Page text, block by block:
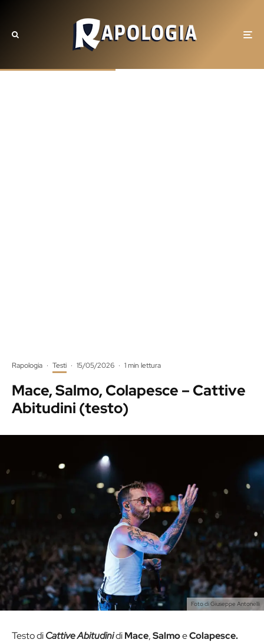
Rapologia · Testi · 15/05/2026 · 1 min lettura
Mace, Salmo, Colapesce – Cattive
Abitudini (testo)
Foto di Giuseppe Antonelli
Testo diCattive AbitudinidiMace,SalmoeColapesce.